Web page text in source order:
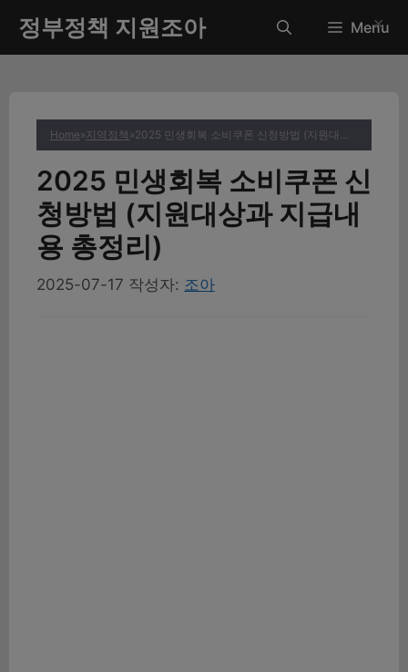
츠
정부정책 지원조아 Menu
Home»지역정책 » 2025 민생회복 소비쿠폰 신청방법 (지원대상과 지급내용 총정리)
2025 민생회복 소비쿠폰 신
청방법 (지원대상과 지급내
용 총정리)
2025-07-17 작성자: 조아
✕